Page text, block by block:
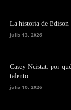
La historia de
julio 13, 2026
Casey Neistat: por
talento
julio 10, 2026